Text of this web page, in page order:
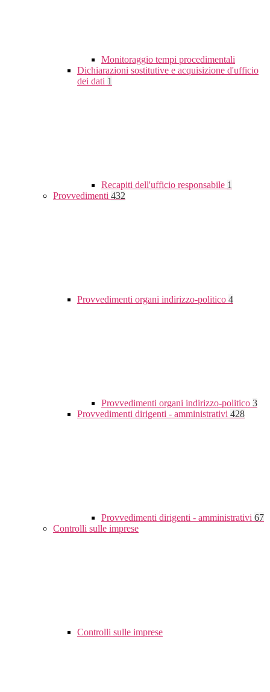
Monitoraggio tempi procedimentali
Dichiarazioni sostitutive e acquisizione d'ufficio
dei dati 1
Recapiti dell'ufficio responsabile 1
Provvedimenti 432
Provvedimenti organi indirizzo-politico 4
Provvedimenti organi indirizzo-politico 3
Provvedimenti dirigenti - amministrativi 428
Provvedimenti dirigenti - amministrativi 67
Controlli sulle imprese
Controlli sulle imprese